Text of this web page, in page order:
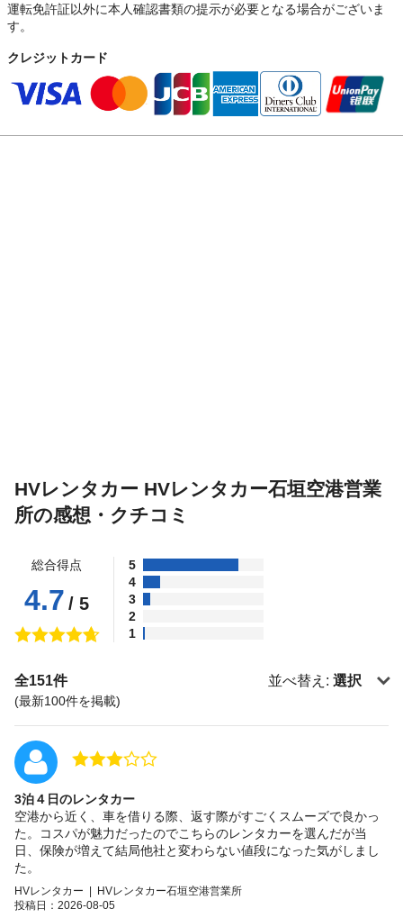
運転免許証以外に本人確認書類の提示が必要となる場合がございま
す。
クレジットカード
HVレンタカー HVレンタカー石垣空港営業
所の感想・クチコミ
総合得点
4.7 / 5
5
4
3
2
1
全151件
(最新100件を掲載)
並べ替え: 選択
3泊４日のレンタカー
空港から近く、車を借りる際、返す際がすごくスムーズで良かっ
た。コスパが魅力だったのでこちらのレンタカーを選んだが当
日、保険が増えて結局他社と変わらない値段になった気がしまし
た。
HVレンタカー | HVレンタカー石垣空港営業所
投稿日：2026-08-05